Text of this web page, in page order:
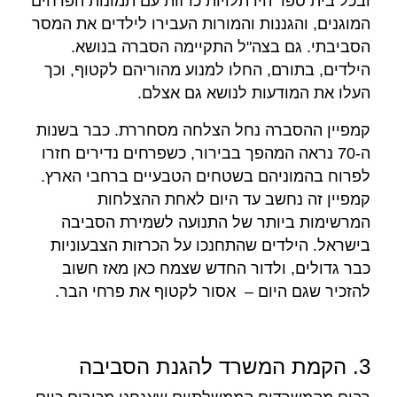
המוגנים, והגננות והמורות העבירו לילדים את המסר
הסביבתי. גם בצה"ל התקיימה הסברה בנושא.
הילדים, בתורם, החלו למנוע מהוריהם לקטוף, וכך
העלו את המודעות לנושא גם אצלם.
קמפיין ההסברה נחל הצלחה מסחררת. כבר בשנות
ה-70 נראה המהפך בבירור, כשפרחים נדירים חזרו
לפרוח בהמוניהם בשטחים הטבעיים ברחבי הארץ.
קמפיין זה נחשב עד היום לאחת ההצלחות
המרשימות ביותר של התנועה לשמירת הסביבה
בישראל. הילדים שהתחנכו על הכרזות הצבעוניות
כבר גדולים, ולדור החדש שצמח כאן מאז חשוב
להזכיר שגם היום – אסור לקטוף את פרחי הבר.
3. הקמת המשרד להגנת הסביבה